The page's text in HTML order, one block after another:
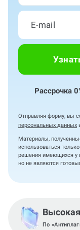
Рассрочка
Отправляя форму, вы
персональных данных
Материалы,
использоваться
решения имеющихся у
но не являются
По